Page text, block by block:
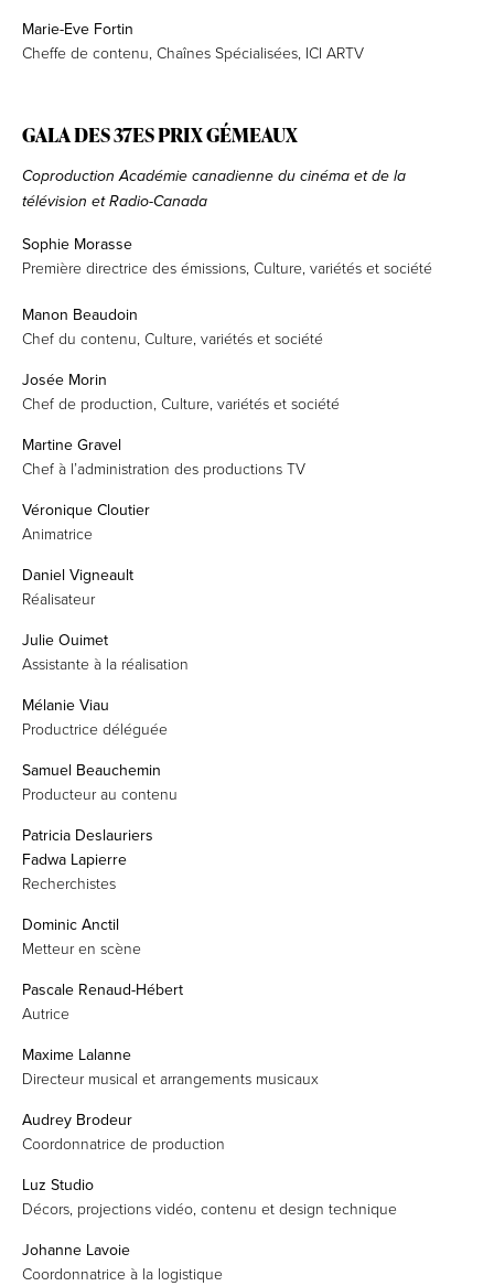
Marie-Eve Fortin
Cheffe de contenu, Chaînes Spécialisées, ICI ARTV
GALA DES 37ES PRIX GÉMEAUX
Coproduction Académie canadienne du cinéma et de la
télévision et Radio-Canada
Sophie Morasse
Première directrice des émissions, Culture, variétés et société
Manon Beaudoin
Chef du contenu, Culture, variétés et société
Josée Morin
Chef de production, Culture, variétés et société
Martine Gravel
Chef à l’administration des productions TV
Véronique Cloutier
Animatrice
Daniel Vigneault
Réalisateur
Julie Ouimet
Assistante à la réalisation
Mélanie Viau
Productrice déléguée
Samuel Beauchemin
Producteur au contenu
Patricia Deslauriers
Fadwa Lapierre
Recherchistes
Dominic Anctil
Metteur en scène
Pascale Renaud-Hébert
Autrice
Maxime Lalanne
Directeur musical et arrangements musicaux
Audrey Brodeur
Coordonnatrice de production
Luz Studio
Décors, projections vidéo, contenu et design technique
Johanne Lavoie
Coordonnatrice à la logistique